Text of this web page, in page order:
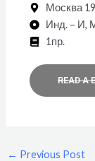
Москва
Инд. – И,
1пр.
READ A
← Previous Post